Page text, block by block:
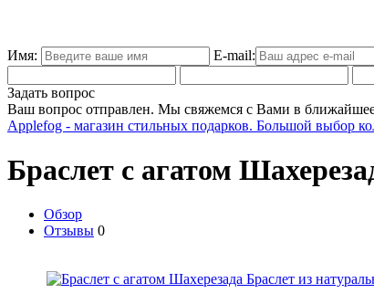
Имя: E-mail:
Задать вопрос
Ваш вопрос отправлен. Мы свяжемся с Вами в
Applefog - магазин стильных подарков. Большой выбор
Браслет с агатом
Обзор
Отзывы 0